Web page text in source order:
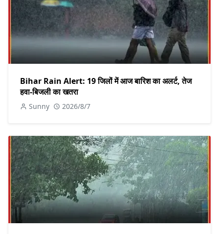
Bihar Rain Alert: 19 जिलों में आज बारिश का अलर्ट, तेज
हवा-बिजली का खतरा
Sunny 2026/8/7